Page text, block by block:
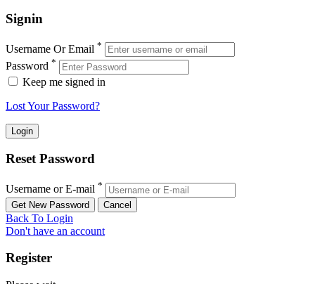
Signin
Username Or Email *
Password *
Keep me signed in
Lost Your Password?
Reset Password
Username or E-mail *
Back To Login
Don't have an account
Register